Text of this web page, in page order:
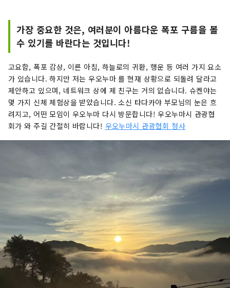
가장 중요한 것은, 여러분이 아름다운 폭포 구름을 볼
수 있기를 바란다는 것입니다!
고요함, 폭포 감상, 이른 아침, 하늘로의 귀환, 행운 등 여러 가지 요소
가 있습니다. 하지만 저는 우오누마 를 현재 상황으로 되돌려 달라고
제안하고 있으며, 네트워크 상에 제 친구는 거의 없습니다. 슈켄야는
몇 가지 신체 체험상을 받았습니다. 소신 타다카야 부모님의 눈은 흐
려지고, 어떤 모임이 우오누마 다시 방문합니다! 우오누마시 관광협
회가 와 주길 간절히 바랍니다! 우오누마시 관광협회 청사